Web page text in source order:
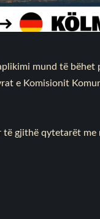
mund të bëhet
e Komisionit
gjithë qytetarët me